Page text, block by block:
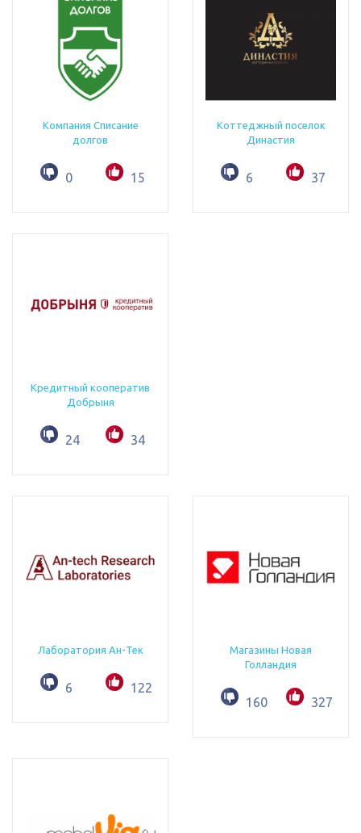
Компания Списание
долгов
0 15
Коттеджный поселок
Династия
6 37
Кредитный кооператив
Добрыня
24 34
Лаборатория Ан-Тек
6 122
Магазины Новая
Голландия
160 327